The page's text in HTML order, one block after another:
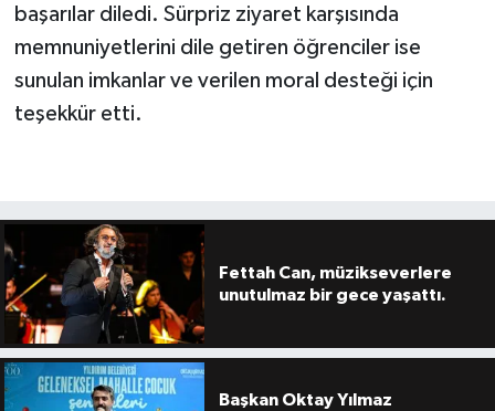
başarılar diledi. Sürpriz ziyaret karşısında
memnuniyetlerini dile getiren öğrenciler ise
sunulan imkanlar ve verilen moral desteği için
teşekkür etti.
Fettah Can, müzikseverlere
unutulmaz bir gece yaşattı.
Başkan Oktay Yılmaz